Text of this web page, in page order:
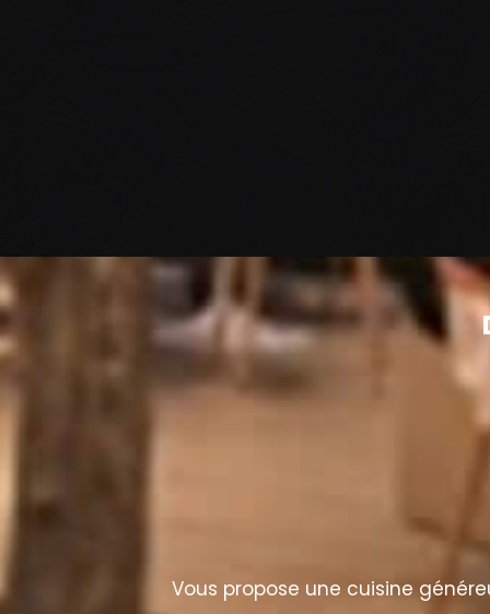
Vous propose une cuisine